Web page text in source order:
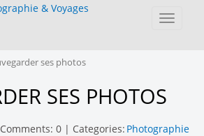
Toggle
ses photos
SES PHOTOS
0 | Categories: Photographie